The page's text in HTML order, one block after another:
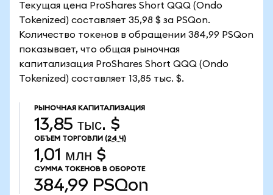
Текущая цена ProShares Short QQQ (Ondo
Tokenized) составляет 35,98 $ за PSQon.
Количество токенов в обращении 384,99 PSQon
показывает, что общая рыночная
капитализация ProShares Short QQQ (Ondo
Tokenized) составляет 13,85 тыс. $.
РЫНОЧНАЯ КАПИТАЛИЗАЦИЯ
13,85 тыс. $
ОБЪЕМ ТОРГОВЛИ (24 Ч)
1,01 млн $
СУММА ТОКЕНОВ В ОБОРОТЕ
384,99 PSQon